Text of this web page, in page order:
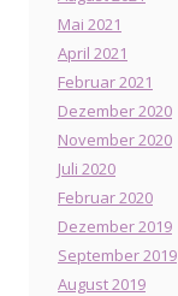
Mai 2021
April 2021
Februar 2021
Dezember 2020
November 2020
Juli 2020
Februar 2020
Dezember 2019
September 2019
August 2019